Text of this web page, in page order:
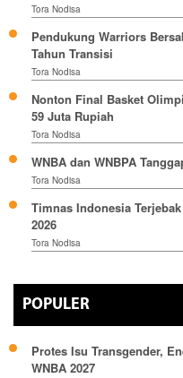
Tora Nodisa
Pendukung Warriors
Tahun Transisi
Tora Nodisa
Nonton Final Basket
59 Juta Rupiah
Tora Nodisa
WNBA dan WNBPA
Tora Nodisa
Timnas Indonesia
2026
Tora Nodisa
POPULER
Protes Isu Transgender,
WNBA 2027